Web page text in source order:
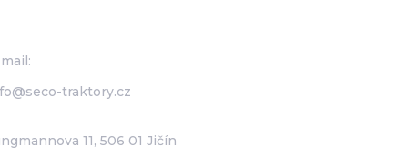
traktory.cz
11, 506 01 Jičín